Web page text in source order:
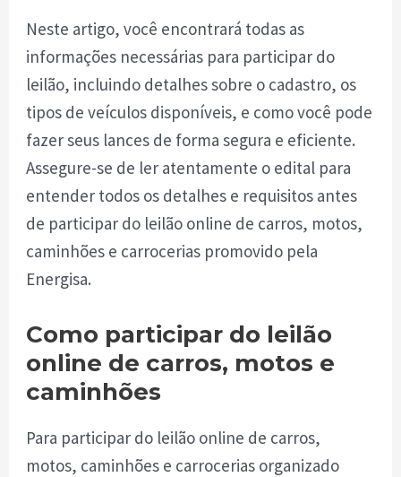
Neste artigo, você encontrará todas as
informações necessárias para participar do
leilão, incluindo detalhes sobre o cadastro, os
tipos de veículos disponíveis, e como você pode
fazer seus lances de forma segura e eficiente.
Assegure-se de ler atentamente o edital para
entender todos os detalhes e requisitos antes
de participar do leilão online de carros, motos,
caminhões e carrocerias promovido pela
Energisa.
Como participar do leilão
online de carros, motos e
caminhões
Para participar do leilão online de carros,
motos, caminhões e carrocerias organizado